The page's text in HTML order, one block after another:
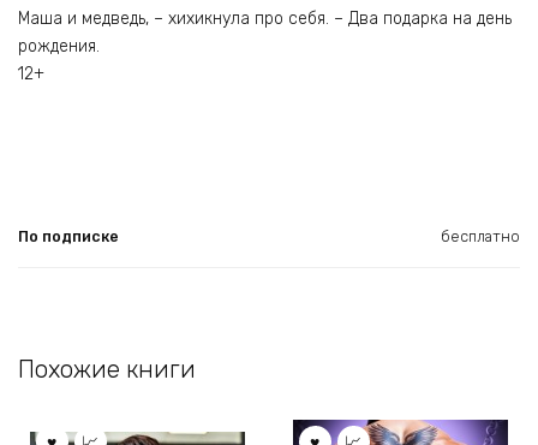
Маша и медведь, – хихикнула про себя. – Два подарка на день
рождения.
12+
По подписке бесплатно
Похожие книги